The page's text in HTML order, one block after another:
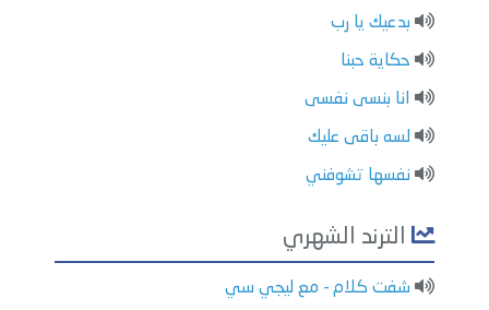
بدعيك يا رب
حكاية حبنا
انا بنسى نفسى
لسه باقى عليك
نفسها تشوفني
الترند الشهري
شفت كلام - مع ليجي سي